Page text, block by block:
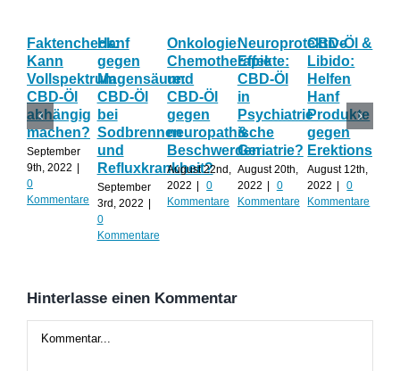
Faktencheck:
Kann
Vollspektrum
CBD-Öl
abhängig
machen?
September
9th, 2022
0
Kommentare
Hanf
gegen
Magensäure:
CBD-Öl
bei
Sodbrennen
und
Refluxkrankheit?
September
3rd, 2022
0
Kommentare
Onkologie:
Chemotherapie
und
CBD-Öl
gegen
neuropathische
Beschwerden
August 22nd,
2022
0
Kommentare
Neuroprotektive
Effekte:
CBD-Öl
in
Psychiatrie
&
Geriatrie?
August 20th,
2022
0
Kommentare
CBD-Öl &
Libido:
Helfen
Hanf
Produkte
gegen
August 12th,
2022
0
Kommentare
Hinterlasse einen Kommentar